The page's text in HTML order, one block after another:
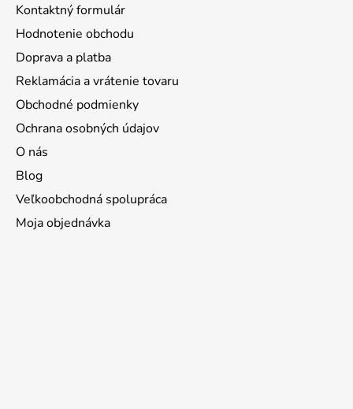
Kontaktný formulár
Hodnotenie obchodu
Doprava a platba
Reklamácia a vrátenie tovaru
Obchodné podmienky
Ochrana osobných údajov
O nás
Blog
Veľkoobchodná spolupráca
Moja objednávka